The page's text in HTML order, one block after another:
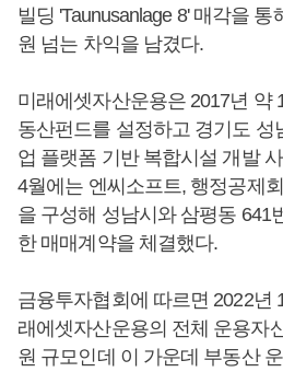
빌딩 'Taunusanlage 8' 매각을
원 넘는 차익을 남겼다.
미래에셋자산운용은 2017년 약
동산펀드를 설정하고 경기도 성
업 플랫폼 기반 복합시설 개발
4월에는 엔씨소프트, 행정공제
을 구성해 성남시와 삼평동 641
한 매매계약을 체결했다.
금융투자협회에 따르면 2022년
래에셋자산운용의 전체 운용자
원 규모인데 이 가운데 부동산